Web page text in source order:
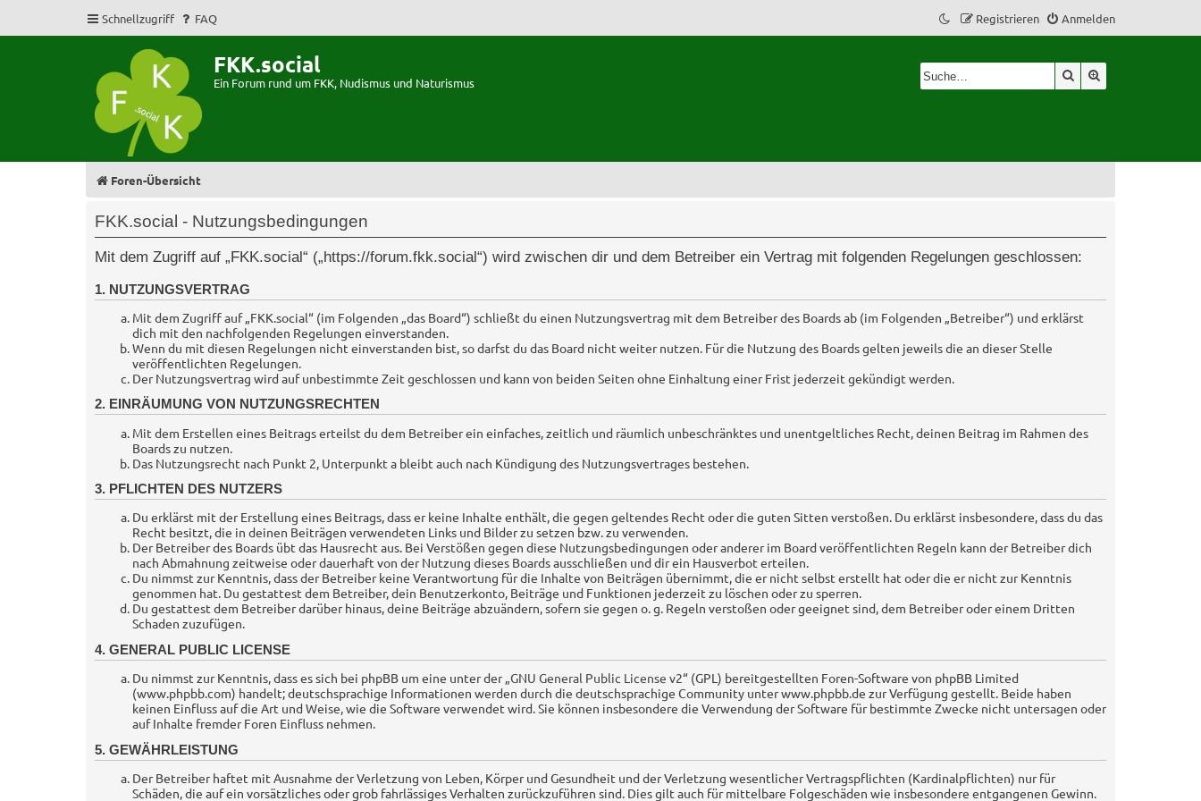
Schnellzugriff FAQ Anmelden
Registrieren
FKK.social
Ein Forum rund um FKK, Nudismus und Naturismus
Suche
Foren-Übersicht
FKK.social - Nutzungsbedingungen
Mit dem Zugriff auf „FKK.social“ („https://forum.fkk.social“) wird zwischen dir und dem Betreiber ein Vertrag mit folgenden Regelungen geschlossen:
1. NUTZUNGSVERTRAG
Mit dem Zugriff auf „FKK.social“ (im Folgenden „das Board“) schließt du einen Nutzungsvertrag mit dem Betreiber des Boards ab (im Folgenden „Betreiber“) und erklärst
dich mit den nachfolgenden Regelungen einverstanden.
Wenn du mit diesen Regelungen nicht einverstanden bist, so darfst du das Board nicht weiter nutzen. Für die Nutzung des Boards gelten jeweils die an dieser Stelle
veröffentlichten Regelungen.
Der Nutzungsvertrag wird auf unbestimmte Zeit geschlossen und kann von beiden Seiten ohne Einhaltung einer Frist jederzeit gekündigt werden.
2. EINRÄUMUNG VON NUTZUNGSRECHTEN
Mit dem Erstellen eines Beitrags erteilst du dem Betreiber ein einfaches, zeitlich und räumlich unbeschränktes und unentgeltliches Recht, deinen Beitrag im Rahmen des
Boards zu nutzen.
Das Nutzungsrecht nach Punkt 2, Unterpunkt a bleibt auch nach Kündigung des Nutzungsvertrages bestehen.
3. PFLICHTEN DES NUTZERS
Du erklärst mit der Erstellung eines Beitrags, dass er keine Inhalte enthält, die gegen geltendes Recht oder die guten Sitten verstoßen. Du erklärst insbesondere, dass du das
Recht besitzt, die in deinen Beiträgen verwendeten Links und Bilder zu setzen bzw. zu verwenden.
Der Betreiber des Boards übt das Hausrecht aus. Bei Verstößen gegen diese Nutzungsbedingungen oder anderer im Board veröffentlichten Regeln kann der Betreiber dich
nach Abmahnung zeitweise oder dauerhaft von der Nutzung dieses Boards ausschließen und dir ein Hausverbot erteilen.
Du nimmst zur Kenntnis, dass der Betreiber keine Verantwortung für die Inhalte von Beiträgen übernimmt, die er nicht selbst erstellt hat oder die er nicht zur Kenntnis
genommen hat. Du gestattest dem Betreiber, dein Benutzerkonto, Beiträge und Funktionen jederzeit zu löschen oder zu sperren.
Du gestattest dem Betreiber darüber hinaus, deine Beiträge abzuändern, sofern sie gegen o. g. Regeln verstoßen oder geeignet sind, dem Betreiber oder einem Dritten
Schaden zuzufügen.
4. GENERAL PUBLIC LICENSE
Du nimmst zur Kenntnis, dass es sich bei phpBB um eine unter der „GNU General Public License v2“ (GPL) bereitgestellten Foren-Software von phpBB Limited
(www.phpbb.com) handelt; deutschsprachige Informationen werden durch die deutschsprachige Community unter www.phpbb.de zur Verfügung gestellt. Beide haben
keinen Einfluss auf die Art und Weise, wie die Software verwendet wird. Sie können insbesondere die Verwendung der Software für bestimmte Zwecke nicht untersagen oder
auf Inhalte fremder Foren Einfluss nehmen.
5. GEWÄHRLEISTUNG
Der Betreiber haftet mit Ausnahme der Verletzung von Leben, Körper und Gesundheit und der Verletzung wesentlicher Vertragspflichten (Kardinalpflichten) nur für
Schäden, die auf ein vorsätzliches oder grob fahrlässiges Verhalten zurückzuführen sind. Dies gilt auch für mittelbare Folgeschäden wie insbesondere entgangenen Gewinn.